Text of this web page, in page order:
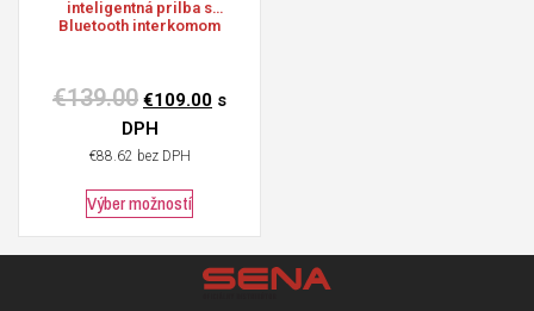
inteligentná prilba s
Bluetooth interkomom
€139.00 €109.00 s
DPH
€88.62 bez DPH
Výber možností